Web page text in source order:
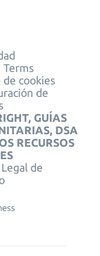
Terms
de cookies
de
GUÍAS
DSA
RECURSOS
de